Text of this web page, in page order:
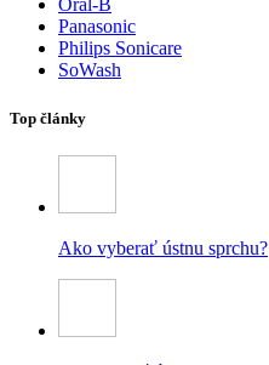
Oral-B
Panasonic
Philips Sonicare
SoWash
Top články
Ako vyberať ústnu sprchu?